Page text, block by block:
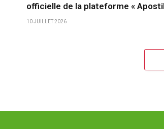
officielle de la plateforme «
10 JUILLET 2026